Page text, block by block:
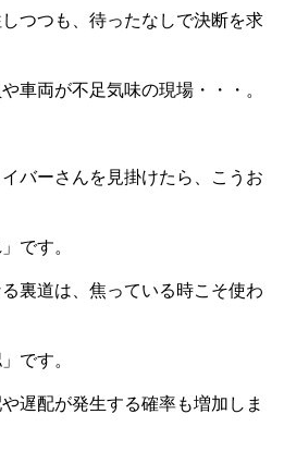
つつも、待ったなしで決断を求
車両が不足気味の現場・・・。
バーさんを見掛けたら、こうお
です。
裏道は、焦っている時こそ使わ
です。
遅配が発生する確率も増加しま